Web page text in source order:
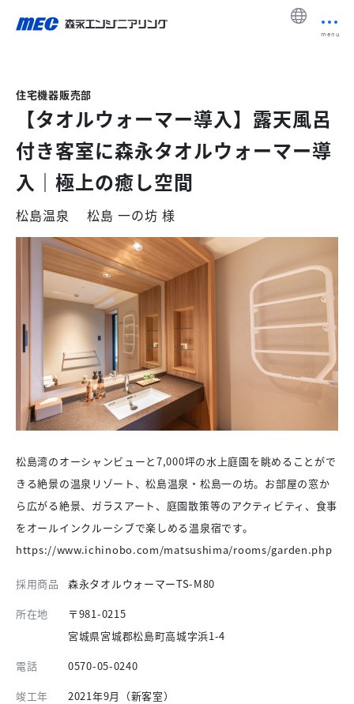
住宅機器販売部
【タオルウォーマー導入】露天風呂
付き客室に森永タオルウォーマー導
入｜極上の癒し空間
松島温泉 松島 一の坊 様
松島湾のオーシャンビューと7,000坪の水上庭園を眺めることがで
きる絶景の温泉リゾート、松島温泉・松島一の坊。お部屋の窓か
ら広がる絶景、ガラスアート、庭園散策等のアクティビティ、食事
をオールインクルーシブで楽しめる温泉宿です。
https://www.ichinobo.com/matsushima/rooms/garden.php
採用商品
森永タオルウォーマーTS-M80
所在地
〒981-0215
宮城県宮城郡松島町高城字浜1-4
電話
0570-05-0240
竣工年
2021年9月（新客室）
menu